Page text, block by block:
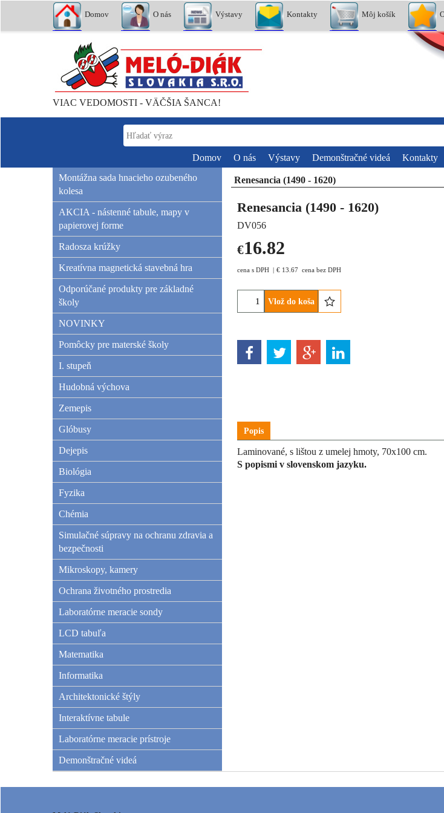
Domov O nás Výstavy Kontakty Môj košík
VIAC VEDOMOSTI - VÄČŠIA ŠANCA!
Domov O nás Výstavy Demonštračné videá Kontakty
Montážna sada hnacieho ozubeného
kolesa
AKCIA - nástenné tabule, mapy v
papierovej forme
Radosza krúžky
Kreatívna magnetická stavebná hra
Odporúčané produkty pre základné
školy
NOVINKY
Pomôcky pre materské školy
I. stupeň
Hudobná výchova
Zemepis
Glóbusy
Dejepis
Biológia
Fyzika
Chémia
Simulačné súpravy na ochranu zdravia a
bezpečnosti
Mikroskopy, kamery
Ochrana životného prostredia
Laboratórne meracie sondy
LCD tabuľa
Matematika
Informatika
Architektonické štýly
Interaktívne tabule
Laboratórne meracie prístroje
Demonštračné videá
Renesancia (1490 - 1620)
Renesancia (1490 - 1620)
DV056
€16.82
cena s DPH € 13.67 cena bez DPH
Vlož do koša
Popis
Laminované, s lištou z umelej hmoty, 70x100 cm.
S popismi v slovenskom jazyku.